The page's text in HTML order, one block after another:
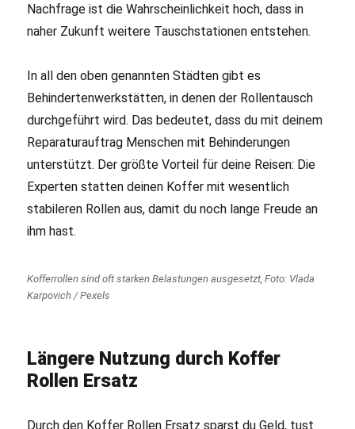
Nachfrage ist die Wahrscheinlichkeit hoch, dass in
naher Zukunft weitere Tauschstationen entstehen.
In all den oben genannten Städten gibt es
Behindertenwerkstätten, in denen der Rollentausch
durchgeführt wird. Das bedeutet, dass du mit deinem
Reparaturauftrag Menschen mit Behinderungen
unterstützt. Der größte Vorteil für deine Reisen: Die
Experten statten deinen Koffer mit wesentlich
stabileren Rollen aus, damit du noch lange Freude an
ihm hast.
Kofferrollen sind oft starken Belastungen ausgesetzt, Foto: Vlada
Karpovich / Pexels
Längere Nutzung durch Koffer
Rollen Ersatz
Durch den Koffer Rollen Ersatz sparst du Geld, tust